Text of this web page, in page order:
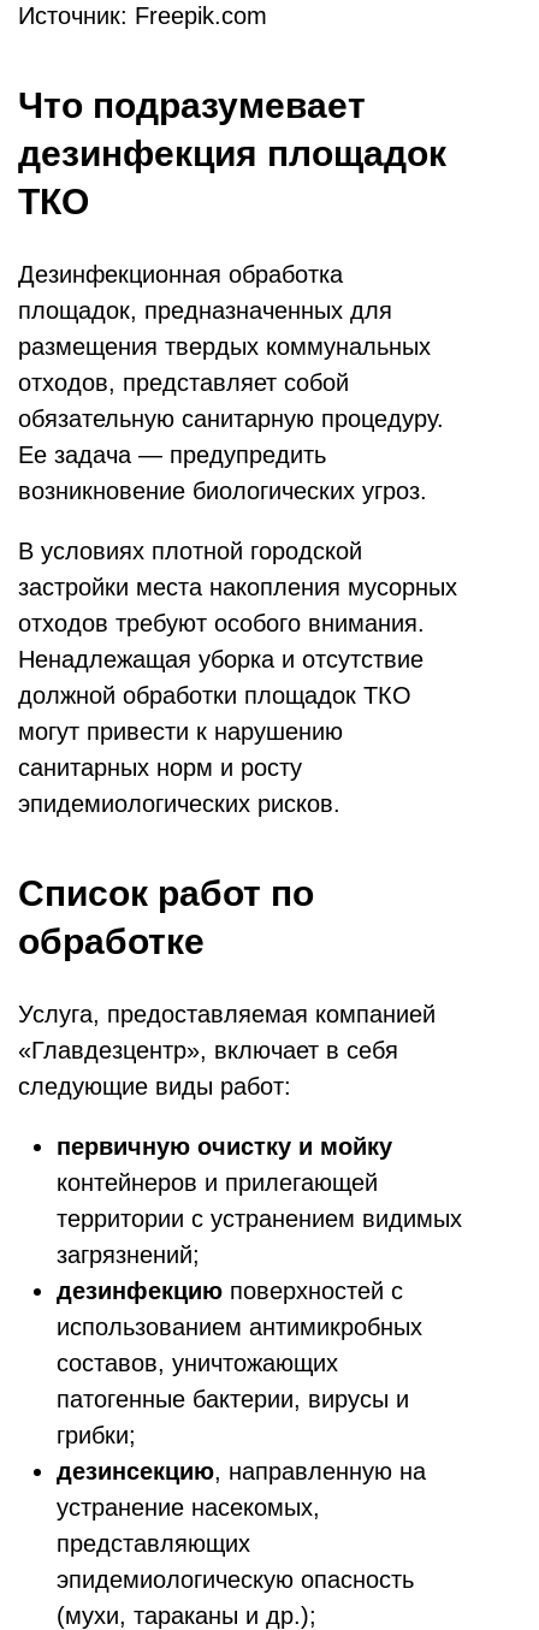
Источник: Freepik.com
Что подразумевает
дезинфекция площадок
ТКО
Дезинфекционная обработка
площадок, предназначенных для
размещения твердых коммунальных
отходов, представляет собой
обязательную санитарную процедуру.
Ее задача — предупредить
возникновение биологических угроз.
В условиях плотной городской
застройки места накопления мусорных
отходов требуют особого внимания.
Ненадлежащая уборка и отсутствие
должной обработки площадок ТКО
могут привести к нарушению
санитарных норм и росту
эпидемиологических рисков.
Список работ по
обработке
Услуга, предоставляемая компанией
«Главдезцентр», включает в себя
следующие виды работ:
первичную очистку и мойку
контейнеров и прилегающей
территории с устранением видимых
загрязнений;
дезинфекцию поверхностей с
использованием антимикробных
составов, уничтожающих
патогенные бактерии, вирусы и
грибки;
дезинсекцию, направленную на
устранение насекомых,
представляющих
эпидемиологическую опасность
(мухи, тараканы и др.);